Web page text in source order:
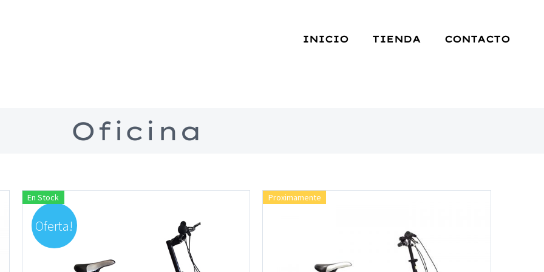
INICIO TIENDA CONTACTO
Oficina
Oferta!
En Stock Proximamente